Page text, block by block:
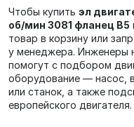
Чтобы купить эл
об/мин 3081 фланец В5
товар в корзину или
у менеджера. Инженеры
помогут с подбором
оборудование — насос,
или станок, а также
европейского двигателя.